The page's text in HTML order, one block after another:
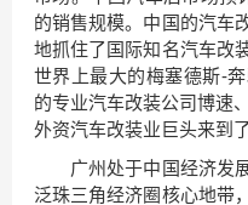
的销售规模。中国的汽车
地抓住了国际知名汽车改
世界上最大的梅塞德斯-
的专业汽车改装公司博速
外资汽车改装业巨头来到了
广州处于中国经济发展
泛珠三角经济圈核心地带